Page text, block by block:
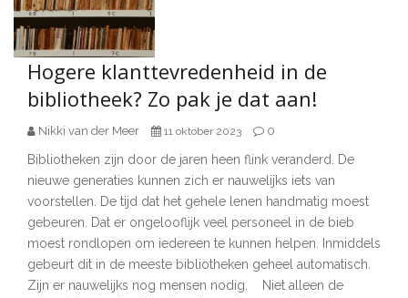
Hogere klanttevredenheid in de
bibliotheek? Zo pak je dat aan!
Nikki van der Meer 11 oktober 2023 0
Bibliotheken zijn door de jaren heen flink veranderd. De
nieuwe generaties kunnen zich er nauwelijks iets van
voorstellen. De tijd dat het gehele lenen handmatig moest
gebeuren. Dat er ongelooflijk veel personeel in de bieb
moest rondlopen om iedereen te kunnen helpen. Inmiddels
gebeurt dit in de meeste bibliotheken geheel automatisch.
Zijn er nauwelijks nog mensen nodig. Niet alleen de